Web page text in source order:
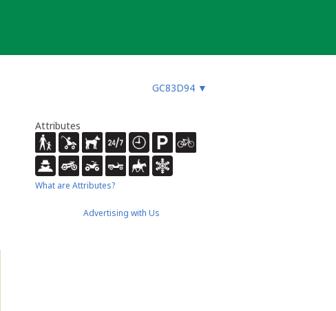
GC83D94 ▼
Attributes
What are Attributes?
Advertising with Us